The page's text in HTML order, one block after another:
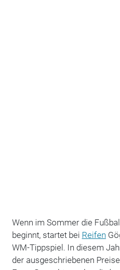
Wenn im Sommer die
beginnt, startet bei Reifen
WM-Tippspiel. In diesem
der ausgeschriebenen